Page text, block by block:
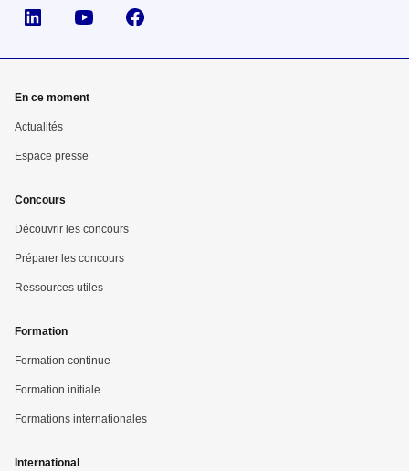
Suivez nous sur LinkedIn
Suivez nous sur YouTube
En ce moment
Actualités
Espace presse
Concours
Découvrir les concours
Préparer les concours
Ressources utiles
Formation
Formation continue
Formation initiale
Formations internationales
International